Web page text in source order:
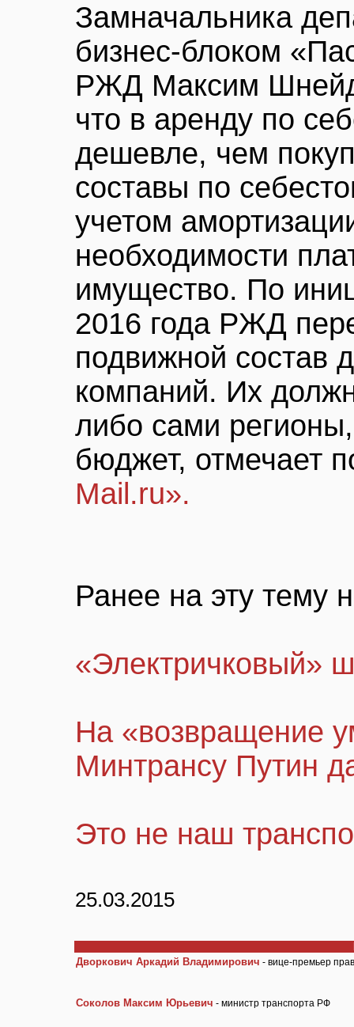
Замначальника
бизнес-блоком
РЖД Максим
что в аренду по
дешевле, чем
составы по
учетом
необходимости
имущество. По
2016 года РЖД
подвижной состав
компаний. Их
либо сами
бюджет, отмечает
Mail.ru».
Ранее на эту тему
«Электричковый»
На «возвращение
Минтрансу Путин
Это не наш
25.03.2015
Дворкович Аркадий Владимирович - вице-премьер
Соколов Максим Юрьевич - министр транспорта РФ